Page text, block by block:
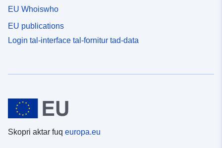
EU Whoiswho
EU publications
Login tal-interface tal-fornitur tad-data
Skopri aktar fuq europa.eu